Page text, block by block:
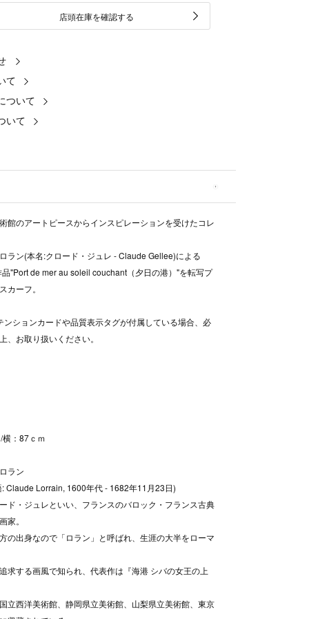
店頭在庫を確認する
て
ついて
いて
館のアートピースからインスピレーションを受けたコレ
ラン(本名:クロード・ジュレ - Claude Gellee)による
"Port de mer au soleil couchant（夕日の港）"を転写プ
カーフ。
ンションカードや品質表示タグが付属している場合、必
、お取り扱いください。
：87ｃｍ
ラン
: Claude Lorrain, 1600年代 - 1682年11月23日)
ド・ジュレといい、フランスのバロック・フランス古典
家。
の出身なので「ロラン」と呼ばれ、生涯の大半をローマ
求する画風で知られ、代表作は『海港 シバの女王の上
立西洋美術館、静岡県立美術館、山梨県立美術館、東京